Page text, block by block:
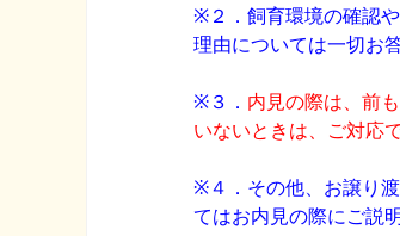
※２．飼育環境の確認
理由については一切お
※３． 内見の際は、前
いないときは、ご対応
※４．その他、お譲り
てはお内見の際にご説